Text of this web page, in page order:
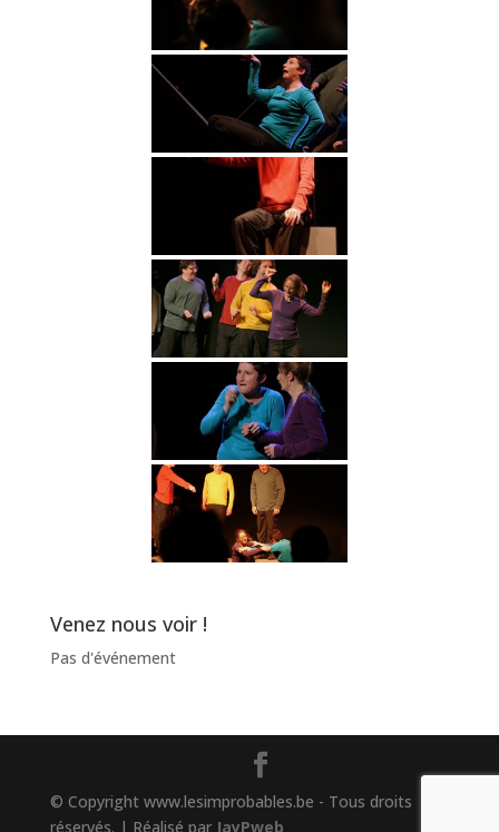
Venez nous voir !
Pas d'événement
© Copyright www.lesimprobables.be - Tous droits
réservés. | Réalisé par JayPweb